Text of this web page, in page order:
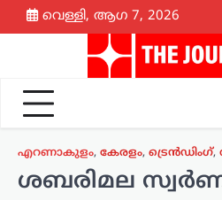
Skip
to
വെള്ളി, ആഗ 7, 2026
എറണാകുളം, കേരളം, ട്രെൻഡിംഗ്,
ശബരിമല